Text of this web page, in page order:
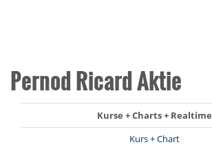
Pernod Ricard Aktie
Kurse + Charts + Realtime
Kurs + Chart